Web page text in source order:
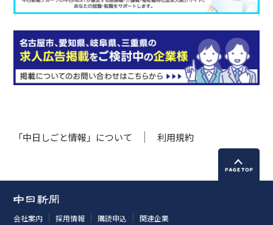
「中日しごと情報」について 利用規約
会社案内 採用情報 購読申込 関連企業